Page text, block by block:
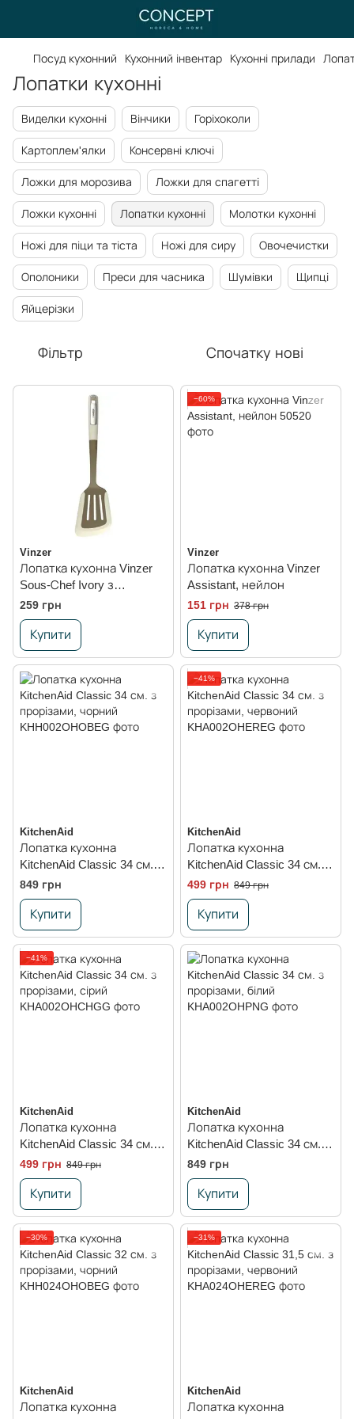
Посуд кухонний Кухонний інвентар Кухонні прилади
Лопатки кухонні
Виделки кухонні Вінчики Горіхоколи
Картоплем'ялки Консервні ключі
Ложки для морозива Ложки для спагетті
Ложки кухонні Лопатки кухонні Молотки кухонні
Ножі для піци та тіста Ножі для сиру Овочечистки
Ополоники Преси для часника Шумівки Щипці
Яйцерізки
Фільтр Спочатку нові
Vinzer
Лопатка кухонна Vinzer
Sous-Сhef Ivory з
прорізами
259 грн
Купити
−60%
Vinzer
Лопатка кухонна Vinzer
Assistant, нейлон
151 грн 378 грн
Купити
KitchenAid
Лопатка кухонна
KitchenAid Classic 34 см. з
прорізами, чорний
849 грн
Купити
−41%
KitchenAid
Лопатка кухонна
KitchenAid Classic 34 см. з
прорізами, червоний
499 грн 849 грн
Купити
−41%
KitchenAid
Лопатка кухонна
KitchenAid Classic 34 см. з
прорізами, сірий
499 грн 849 грн
Купити
KitchenAid
Лопатка кухонна
KitchenAid Classic 34 см. з
прорізами, білий
849 грн
Купити
−30%
KitchenAid
Лопатка кухонна
−31%
KitchenAid
Лопатка кухонна